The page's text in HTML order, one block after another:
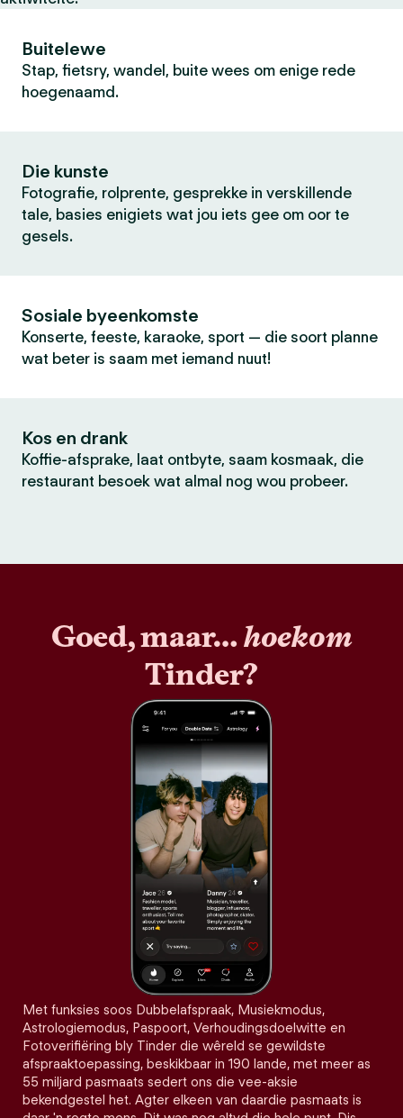
Buitelewe
Stap, fietsry, wandel, buite wees om enige rede
hoegenaamd.
Die kunste
Fotografie, rolprente, gesprekke in verskillende
tale, basies enigiets wat jou iets gee om oor te
gesels.
Sosiale byeenkomste
Konserte, feeste, karaoke, sport — die soort planne
wat beter is saam met iemand nuut!
Kos en drank
Koffie-afsprake, laat ontbyte, saam kosmaak, die
restaurant besoek wat almal nog wou probeer.
Goed, maar…hoekom
Tinder?
Met funksies soos Dubbelafspraak, Musiekmodus,
Astrologiemodus, Paspoort, Verhoudingsdoelwitte en
Fotoverifiëring bly Tinder die wêreld se gewildste
afspraaktoepassing, beskikbaar in 190 lande, met meer as
55 miljard pasmaats sedert ons die vee-aksie
bekendgestel het. Agter elkeen van daardie pasmaats is